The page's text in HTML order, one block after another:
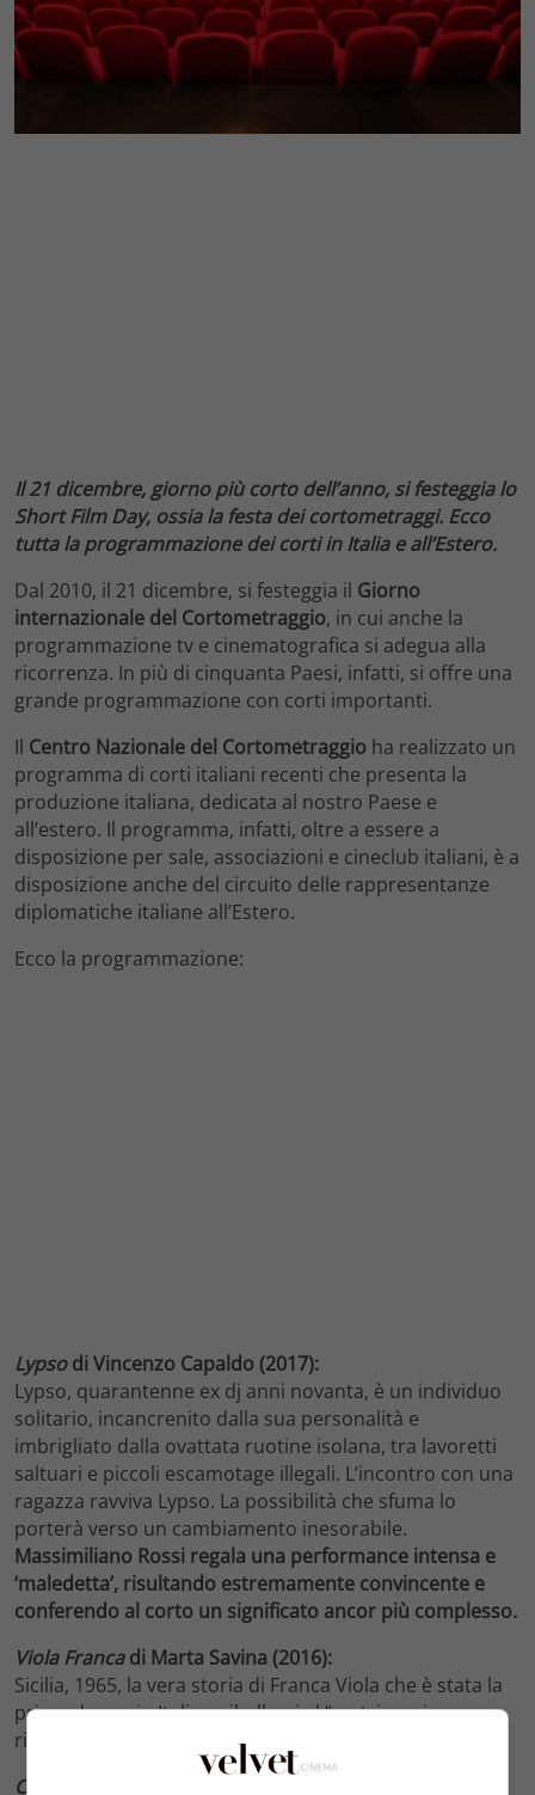
Il 21 dicembre, giorno più corto dell’anno, si festeggia lo
Short Film Day, ossia la festa dei cortometraggi. Ecco
tutta la programmazione dei corti in Italia e all’Estero.
Dal 2010, il 21 dicembre, si festeggia il Giorno
internazionale del Cortometraggio, in cui anche la
programmazione tv e cinematografica si adegua alla
ricorrenza. In più di cinquanta Paesi, infatti, si offre una
grande programmazione con corti importanti.
Il Centro Nazionale del Cortometraggio ha realizzato un
programma di corti italiani recenti che presenta la
produzione italiana, dedicata al nostro Paese e
all’estero. Il programma, infatti, oltre a essere a
disposizione per sale, associazioni e cineclub italiani, è a
disposizione anche del circuito delle rappresentanze
diplomatiche italiane all’Estero.
Ecco la programmazione:
Lypsodi Vincenzo Capaldo (2017):
Lypso, quarantenne ex dj anni novanta, è un individuo
solitario, incancrenito dalla sua personalità e
imbrigliato dalla ovattata ruotine isolana, tra lavoretti
saltuari e piccoli escamotage illegali. L’incontro con una
ragazza ravviva Lypso. La possibilità che sfuma lo
porterà verso un cambiamento inesorabile.
Massimiliano Rossi regala una performance intensa e
‘maledetta’, risultando estremamente convincente e
conferendo al corto un significato ancor più complesso.
Viola Francadi Marta Savina (2016):
Sicilia, 1965, la vera storia di Franca Viola che è stata la
prima donna in Italia a ribellarsi al “matrimonio
riparatore”.
Colazione